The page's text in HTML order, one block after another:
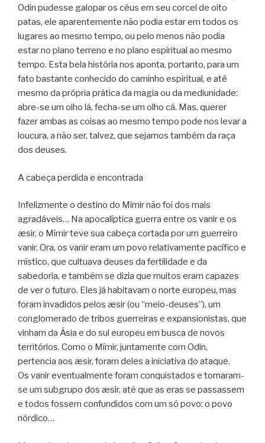
Odin pudesse galopar os céus em seu corcel de oito
patas, ele aparentemente não podia estar em todos os
lugares ao mesmo tempo, ou pelo menos não podia
estar no plano terreno e no plano espiritual ao mesmo
tempo. Esta bela história nos aponta, portanto, para um
fato bastante conhecido do caminho espiritual, e até
mesmo da própria prática da magia ou da mediunidade:
abre-se um olho lá, fecha-se um olho cá. Mas, querer
fazer ambas as coisas ao mesmo tempo pode nos levar a
loucura, a não ser, talvez, que sejamos também da raça
dos deuses.
A cabeça perdida e encontrada
Infelizmente o destino do Mímir não foi dos mais
agradáveis… Na apocalíptica guerra entre os vanir e os
æsir, o Mímir teve sua cabeça cortada por um guerreiro
vanir. Ora, os vanir eram um povo relativamente pacífico e
místico, que cultuava deuses da fertilidade e da
sabedoria, e também se dizia que muitos eram capazes
de ver o futuro. Eles já habitavam o norte europeu, mas
foram invadidos pelos æsir (ou “meio-deuses”), um
conglomerado de tribos guerreiras e expansionistas, que
vinham da Ásia e do sul europeu em busca de novos
territórios. Como o Mímir, juntamente com Odin,
pertencia aos æsir, foram deles a iniciativa do ataque.
Os vanir eventualmente foram conquistados e tornaram-
se um subgrupo dos æsir, até que as eras se passassem
e todos fossem confundidos com um só povo: o povo
nórdico…